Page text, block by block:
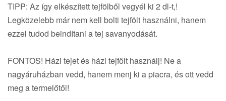
TIPP: Az így elkészített tejfölből vegyél ki 2 dl-t,!
Legközelebb már nem kell bolti tejfölt használni, hanem
ezzel tudod beindítani a tej savanyodását.
FONTOS! Házi tejet és házi tejfölt használj! Ne a
nagyáruházban vedd, hanem menj ki a piacra, és ott vedd
meg a termelőtől!